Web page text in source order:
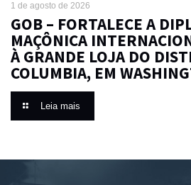
1 de agosto de 2026
GOB – FORTALECE A
MAÇÔNICA
À GRANDE LOJA DO
COLUMBIA, EM
Leia mais